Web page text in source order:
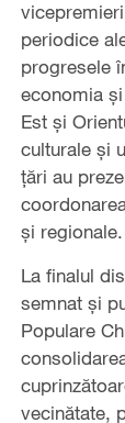
periodice
progresele
economia
Est și
culturale și
țări au
și regionale.
La finalul
semnat și
Populare
vecinătate,